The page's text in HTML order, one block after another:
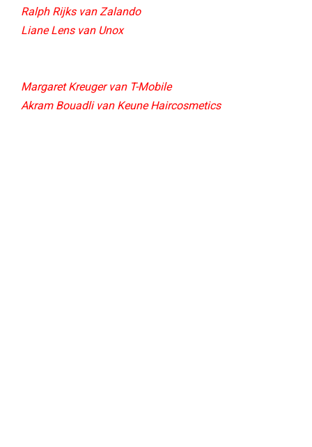
Ralph Rijks van Zalando
Liane Lens van Unox
Margaret Kreuger van T-Mobile
Akram Bouadli van Keune Haircosmetics